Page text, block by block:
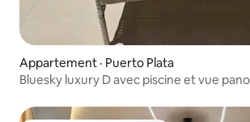
Appartement · Puerto Plata
Bluesky luxury D avec piscine et vue